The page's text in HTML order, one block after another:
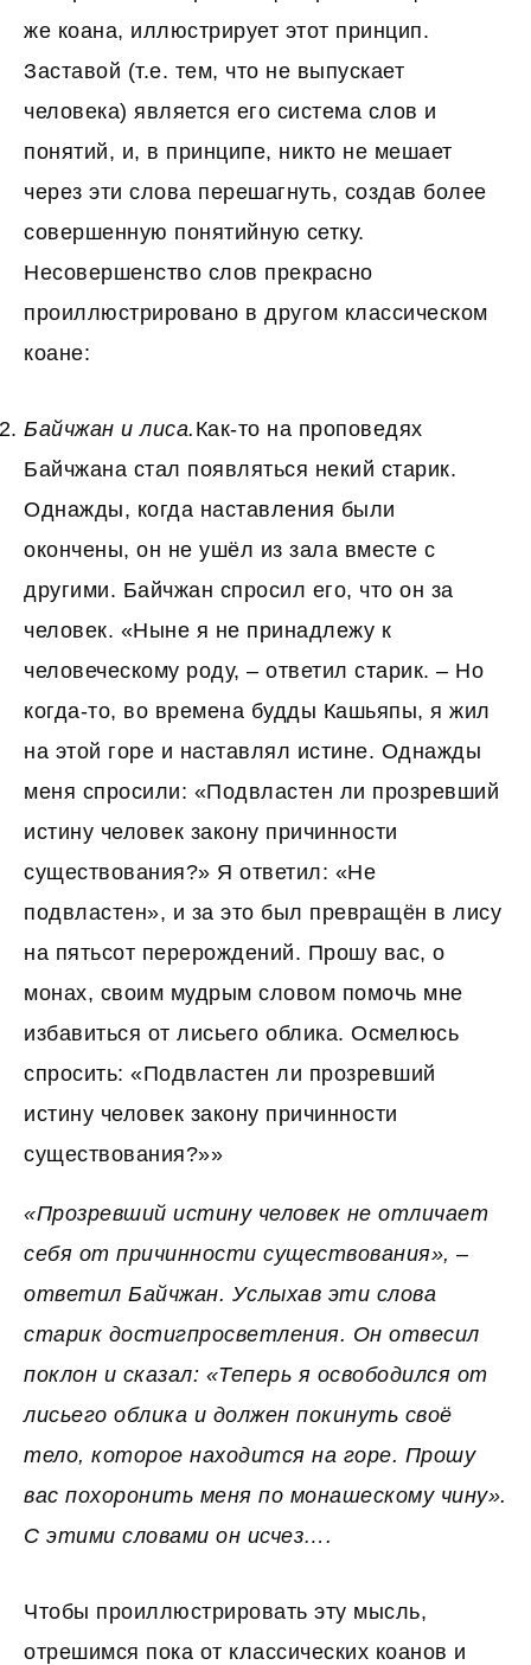
же коана, иллюстрирует этот принцип.
Заставой (т.е. тем, что не выпускает
человека) является его система слов и
понятий, и, в принципе, никто не мешает
через эти слова перешагнуть, создав более
совершенную понятийную сетку.
Несовершенство слов прекрасно
проиллюстрировано в другом классическом
коане:
Байчжан и лиса. Как-то на проповедях
Байчжана стал появляться некий старик.
Однажды, когда наставления были
окончены, он не ушёл из зала вместе с
другими. Байчжан спросил его, что он за
человек. «Ныне я не принадлежу к
человеческому роду, – ответил старик. – Но
когда-то, во времена будды Кашьяпы, я жил
на этой горе и наставлял истине. Однажды
меня спросили: «Подвластен ли прозревший
истину человек закону причинности
существования?» Я ответил: «Не
подвластен», и за это был превращён в лису
на пятьсот перерождений. Прошу вас, о
монах, своим мудрым словом помочь мне
избавиться от лисьего облика. Осмелюсь
спросить: «Подвластен ли прозревший
истину человек закону причинности
существования?»»
«Прозревший истину человек не отличает
себя от причинности существования», –
ответил Байчжан. Услыхав эти слова
старик достигпросветления. Он отвесил
поклон и сказал: «Теперь я освободился от
лисьего облика и должен покинуть своё
тело, которое находится на горе. Прошу
вас похоронить меня по монашескому чину».
С этими словами он исчез….
Чтобы проиллюстрировать эту мысль,
отрешимся пока от классических коанов и